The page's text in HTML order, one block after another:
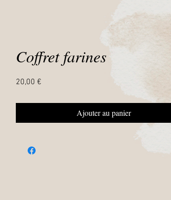
Coffret farines
20,00 €
Ajouter au panier